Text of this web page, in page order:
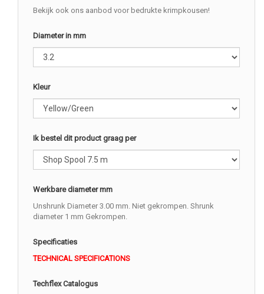
Bekijk ook ons aanbod voor bedrukte krimpkousen!
Diameter in mm
Kleur
Ik bestel dit product graag per
Werkbare diameter mm
Unshrunk Diameter 3.00 mm. Niet gekrompen. Shrunk
diameter 1 mm Gekrompen.
Specificaties
TECHNICAL SPECIFICATIONS
Techflex Catalogus